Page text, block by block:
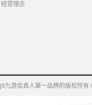
经营理念
j9九游会真人第一品牌的版权所